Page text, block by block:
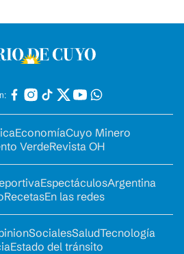
EconomíaCuyo Minero
VerdeRevista OH
EspectáculosArgentina
RecetasEn las redes
SocialesSaludTecnología
Estado del tránsito